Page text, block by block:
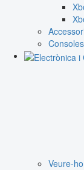
Veure-